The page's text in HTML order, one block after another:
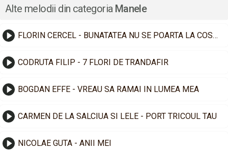
Alte melodii din categoria Manele
FLORIN CERCEL - BUNATATEA NU SE POARTA LA COSTUM
CODRUTA FILIP - 7 FLORI DE TRANDAFIR
BOGDAN EFFE - VREAU SA RAMAI IN LUMEA MEA
CARMEN DE LA SALCIUA SI LELE - PORT TRICOUL TAU
NICOLAE GUTA - ANII MEI